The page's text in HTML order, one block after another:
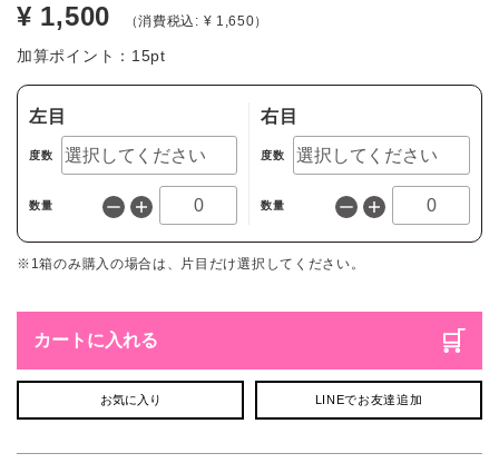
¥ 1,500 （消費税込: ¥ 1,650）
加算ポイント： 15pt
左目
度数
数量
右目
度数
数量
※1箱のみ購入の場合は、片目だけ選択してください。
カートに入れる
お気に入り LINEでお友達追加